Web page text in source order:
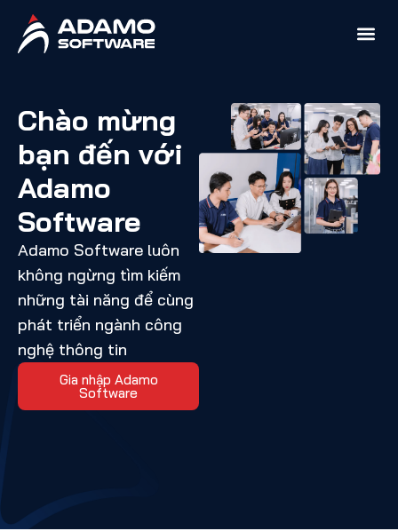
Chào mừng
bạn đến với
Adamo
Software
Adamo Software luôn
không ngừng tìm kiếm
những tài năng để cùng
phát triển ngành công
nghệ thông tin
Gia nhập Adamo
Software